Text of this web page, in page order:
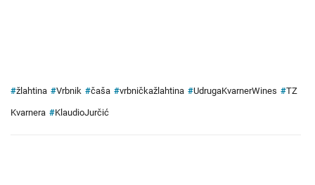
#žlahtina #Vrbnik #čaša #vrbničkažlahtina #UdrugaKvarnerWines #TZ
Kvarnera #KlaudioJurčić